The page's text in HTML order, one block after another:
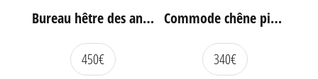
Bureau hêtre des années 60
450€
Commode chêne pieds compas vintage
340€